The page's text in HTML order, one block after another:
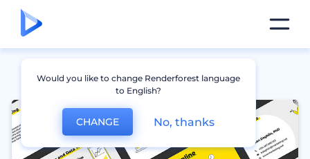
Would you like to change Renderforest language
to English?
CHANGE No, thanks